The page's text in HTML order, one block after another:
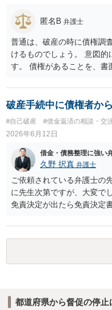
匿名B 弁護士
普通は、破産の時に債権調
けるものでしょう。 意図的
す。 債権があることを、書
ん。面倒だし、訴訟の可能
う意味だとすれば悪質です
破産手続中に債権者か
#自己破産 #借金返済の相談・交
2026年6月12日
借金・債務整理に強い
久野 択真 弁護士
ご依頼されている弁護士の
に先生次第ですが、大変で
免責決定が出たら免責決定
都道府県から督促の停